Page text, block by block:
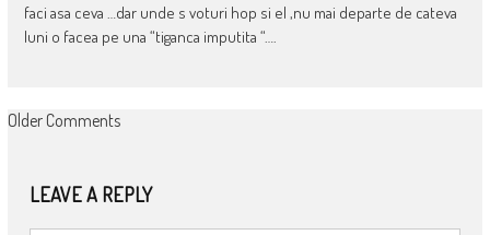
faci asa ceva …dar unde s voturi hop si el ,nu mai departe de cateva
luni o facea pe una “tiganca imputita “….
COMMENT
Older Comments
LEAVE A REPLY